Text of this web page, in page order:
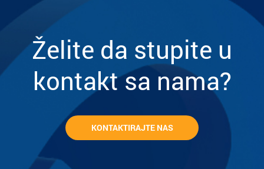
Želite da stupite u
kontakt sa nama?
KONTAKTIRAJTE NAS